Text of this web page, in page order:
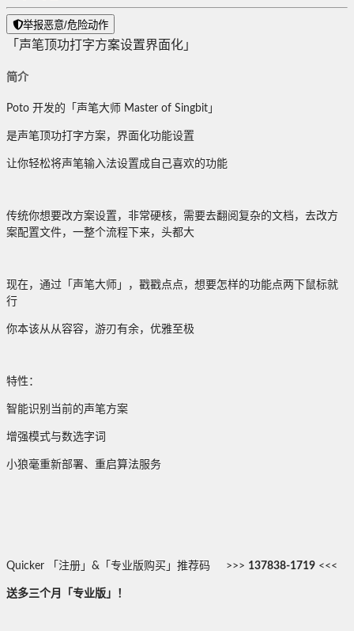
举报恶意/危险动作
「声笔顶功打字方案设置界面化」
简介
Poto 开发的「声笔大师 Master of Singbit」
是声笔顶功打字方案，界面化功能设置
让你轻松将声笔输入法设置成自己喜欢的功能
传统你想要改方案设置，非常硬核，需要去翻阅复杂的文档，去改方
案配置文件，一整个流程下来，头都大
现在，通过「声笔大师」，戳戳点点，想要怎样的功能点两下鼠标就
行
你本该从从容容，游刃有余，优雅至极
特性：
智能识别当前的声笔方案
增强模式与数选字词
小狼毫重新部署、重启算法服务
Quicker 「注册」&「专业版购买」推荐码 >>> 137838-1719 <<<
送多三个月「专业版」！